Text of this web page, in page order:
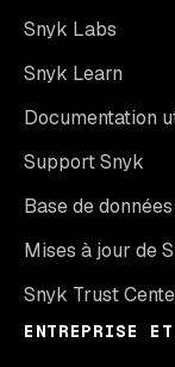
Snyk Labs
Snyk Learn
Documentation
Support Snyk
Base de
Mises à jour de
Snyk Trust
ENTREPRISE ET